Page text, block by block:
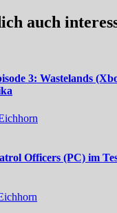
auch
3: Wastelands
Officers (PC) im